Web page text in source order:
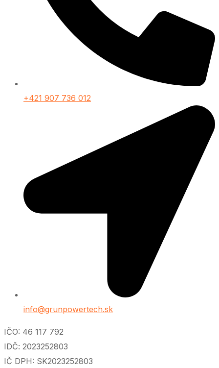
+421 907 736 012
info@grunpowertech.sk
IČO: 46 117 792
IDČ: 2023252803
IČ DPH: SK2023252803